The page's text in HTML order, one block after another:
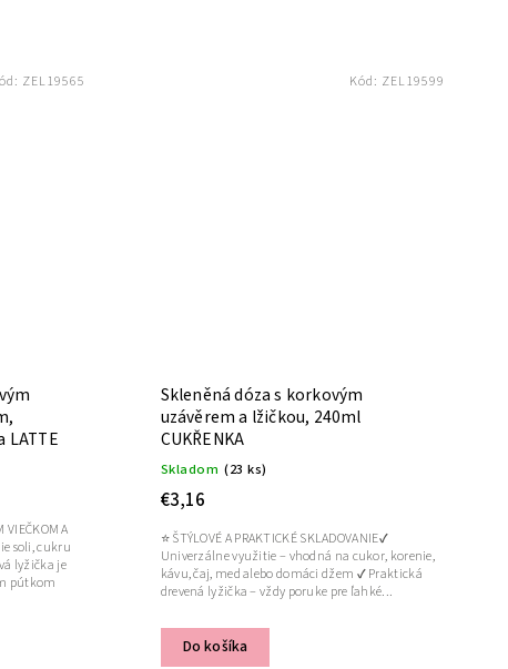
LATTE
VIEČKOM A
soli, cukru
lyžička je
pútkom
ZEL19565
Skleněná dóza s korkovým
uzávěrem a lžičkou, 240ml
CUKŘENKA
Skladom (23 ks)
€3,16
Do košíka
⭐ ŠTÝLOVÉ A PRAKTICKÉ SKLADOVANIE✔
Univerzálne využitie – vhodná na cukor, korenie,
kávu, čaj, med alebo domáci džem ✔ Praktická
drevená lyžička – vždy poruke pre ľahké...
Kód: ZEL19599